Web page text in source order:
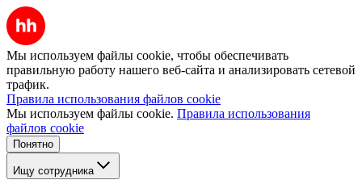
Мы используем файлы cookie, чтобы обеспечивать
правильную работу нашего веб-сайта и анализировать сетевой
трафик.
Правила использования файлов cookie
Мы используем файлы cookie. Правила использования
файлов cookie
Понятно
Ищу сотрудника